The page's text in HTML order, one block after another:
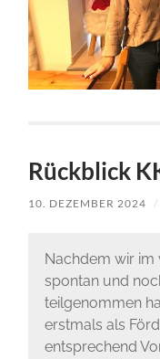
Rückblick
10. DEZEMBER 2024 /
Nachdem wir im
spontan und
teilgenommen
erstmals als
entsprechend